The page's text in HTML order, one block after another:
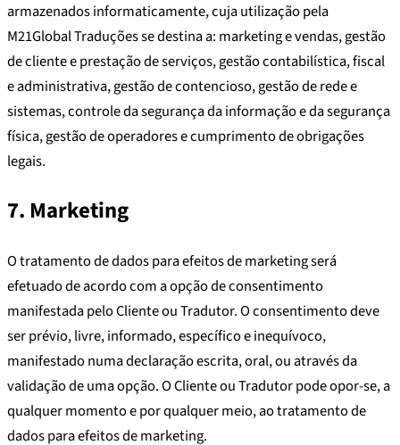
armazenados informaticamente, cuja utilização pela
M21Global Traduções se destina a: marketing e vendas, gestão
de cliente e prestação de serviços, gestão contabilística, fiscal
e administrativa, gestão de contencioso, gestão de rede e
sistemas, controle da segurança da informação e da segurança
física, gestão de operadores e cumprimento de obrigações
legais.
7. Marketing
O tratamento de dados para efeitos de marketing será
efetuado de acordo com a opção de consentimento
manifestada pelo Cliente ou Tradutor. O consentimento deve
ser prévio, livre, informado, específico e inequívoco,
manifestado numa declaração escrita, oral, ou através da
validação de uma opção. O Cliente ou Tradutor pode opor-se, a
qualquer momento e por qualquer meio, ao tratamento de
dados para efeitos de marketing.